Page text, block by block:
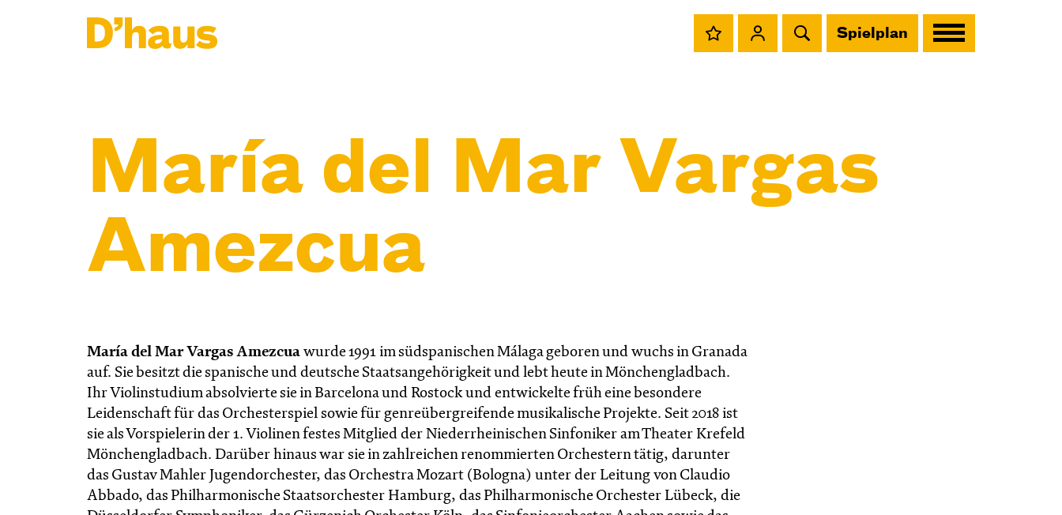
Spielplan
María del Mar Vargas
Amezcua
María del Mar Vargas Amezcua wurde 1991 im südspanischen Málaga geboren und wuchs in Granada
auf. Sie besitzt die spanische und deutsche Staatsangehörigkeit und lebt heute in Mönchengladbach.
Ihr Violinstudium absolvierte sie in Barcelona und Rostock und entwickelte früh eine besondere
Leidenschaft für das Orchesterspiel sowie für genreübergreifende musikalische Projekte. Seit 2018 ist
sie als Vorspielerin der 1. Violinen festes Mitglied der Niederrheinischen Sinfoniker am Theater Krefeld
Mönchengladbach. Darüber hinaus war sie in zahlreichen renommierten Orchestern tätig, darunter
das Gustav Mahler Jugendorchester, das Orchestra Mozart (Bologna) unter der Leitung von Claudio
Abbado, das Philharmonische Staatsorchester Hamburg, das Philharmonische Orchester Lübeck, die